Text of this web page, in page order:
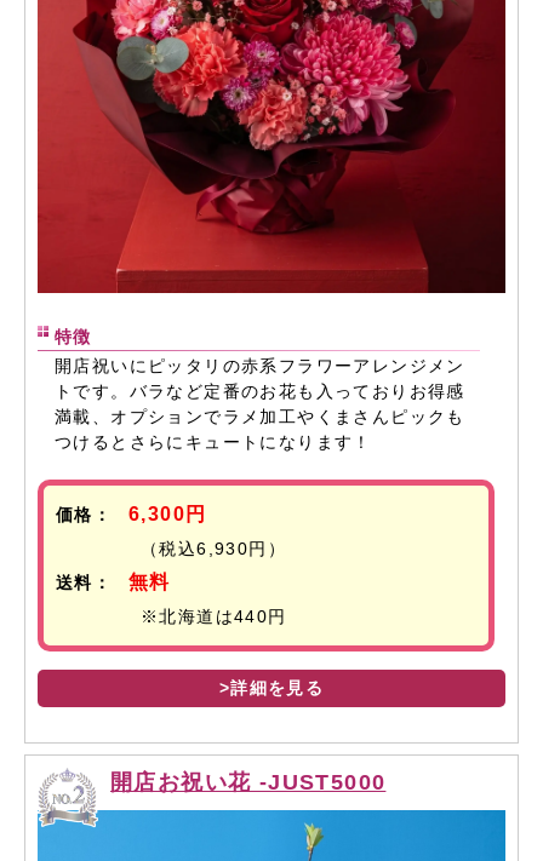
特徴
開店祝いにピッタリの赤系フラワーアレンジメン
トです。バラなど定番のお花も入っておりお得感
満載、オプションでラメ加工やくまさんピックも
つけるとさらにキュートになります！
価格： 6,300円
（税込6,930円）
送料：
無料
※北海道は440円
>詳細を見る
開店お祝い花 -JUST5000